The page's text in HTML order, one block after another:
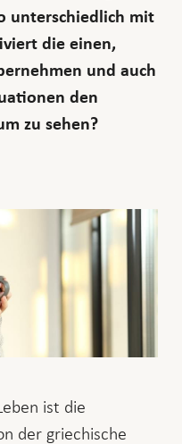
unterschiedlich mit
die einen,
und auch
den
zu sehen?
ist die
der griechische